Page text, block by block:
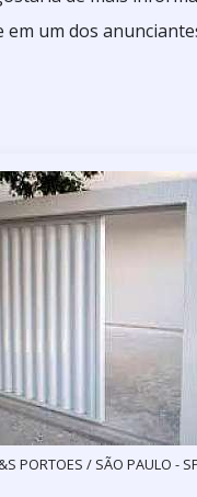
em um dos
PORTOES / SÃO PAULO -